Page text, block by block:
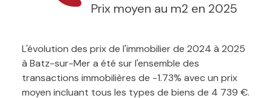
Prix moyen au m2 en 2025
L'évolution des prix de l'immobilier de 2024 à 2025
à Batz-sur-Mer a été sur l'ensemble des
transactions immobilières de -1.73% avec un prix
moyen incluant tous les types de biens de 4 739 €.